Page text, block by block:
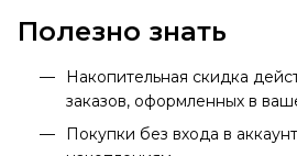
Полезно знать
Накопительная скидка
заказов, оформленных в
Покупки без входа в аккаунт